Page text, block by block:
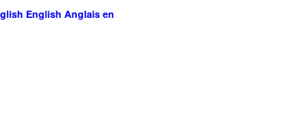
English Anglais en